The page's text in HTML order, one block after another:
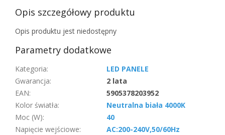
Opis szczegółowy produktu
Opis produktu jest niedostępny
Parametry dodatkowe
Kategoria:
LED PANELE
Gwarancja:
2 lata
EAN:
5905378203952
Kolor światła:
Neutralna biała 4000K
Moc (W):
40
Napięcie wejściowe:
AC:200-240V,50/60Hz